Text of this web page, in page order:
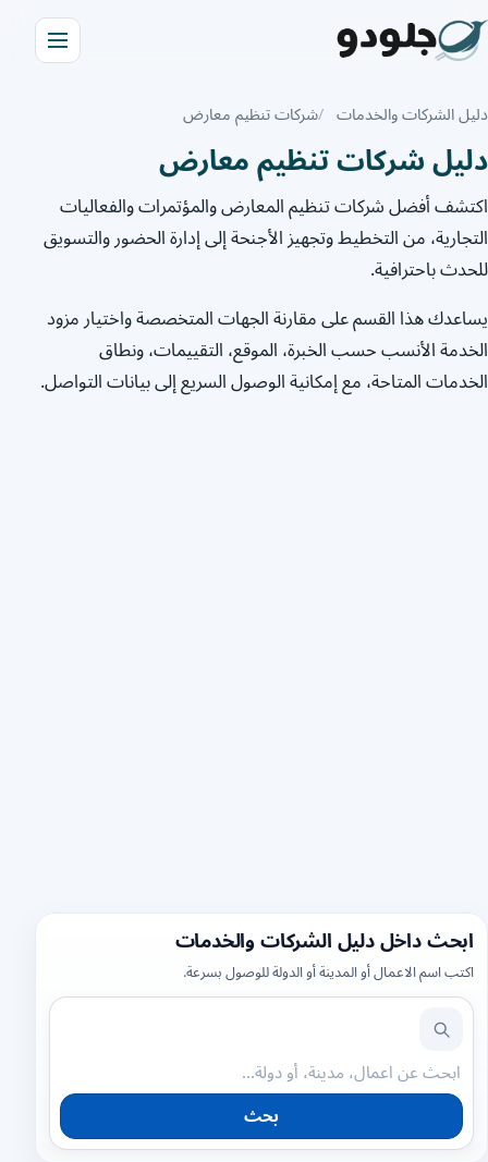
دليل الشركات والخدمات شركات تنظيم معارض
دليل شركات تنظيم معارض
اكتشف أفضل شركات تنظيم المعارض والمؤتمرات والفعاليات
التجارية، من التخطيط وتجهيز الأجنحة إلى إدارة الحضور والتسويق
للحدث باحترافية.
يساعدك هذا القسم على مقارنة الجهات المتخصصة واختيار مزود
الخدمة الأنسب حسب الخبرة، الموقع، التقييمات، ونطاق
الخدمات المتاحة، مع إمكانية الوصول السريع إلى بيانات التواصل.
ابحث داخل دليل الشركات والخدمات
اكتب اسم الاعمال أو المدينة أو الدولة للوصول بسرعة.
بحث